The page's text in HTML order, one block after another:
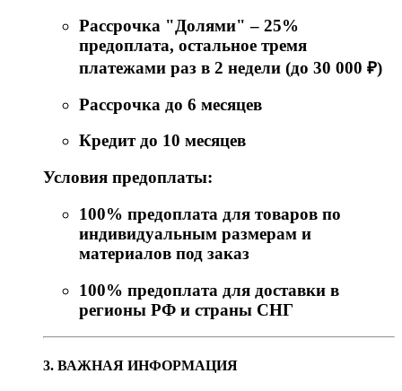
Рассрочка "Долями" – 25%
предоплата, остальное тремя
платежами раз в 2 недели (до 30 000 ₽)
Рассрочка до 6 месяцев
Кредит до 10 месяцев
Условия предоплаты:
100% предоплата для товаров по
индивидуальным размерам и
материалов под заказ
100% предоплата для доставки в
регионы РФ и страны СНГ
3. ВАЖНАЯ ИНФОРМАЦИЯ